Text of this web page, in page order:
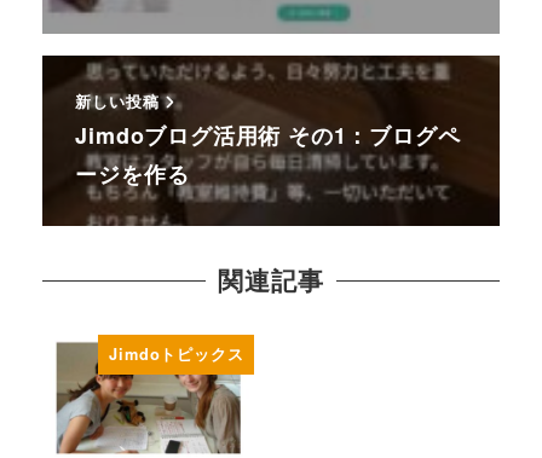
新しい投稿
Jimdoブログ活用術 その1：ブログペ
ージを作る
関連記事
Jimdoトピックス